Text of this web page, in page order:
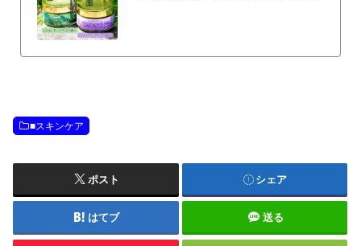
■スキンケア
ポスト シェア
はてブ 送る